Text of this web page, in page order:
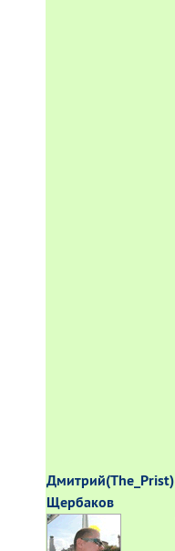
Дмитрий(The_Prist)
Щербаков